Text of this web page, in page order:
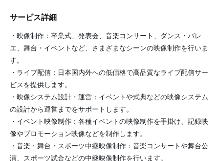
サービス詳細
・映像制作：卒業式、発表会、音楽コンサート、ダンス・バレ
エ、舞台・イベントなど、さまざまなシーンの映像制作を行いま
す。
・ライブ配信：日本国内外への低価格で高品質なライブ配信サー
ビスを提供します。
・映像システム設計・運営：イベントや式典などの映像システム
の設計から運営までをサポートします。
・イベント映像制作：各種イベントの映像制作を手掛け、記録映
像やプロモーション映像などを制作します。
・音楽・舞台・スポーツ中継映像制作：音楽コンサートや舞台公
演、スポーツ試合などの中継映像制作を行います。